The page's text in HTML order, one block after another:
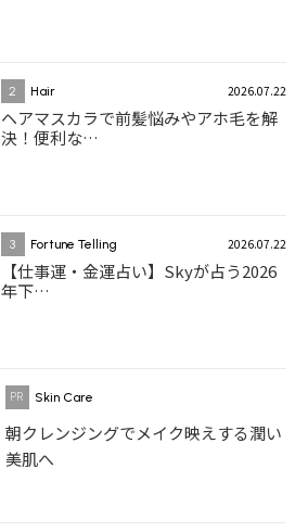
2 Hair 2026.07.22
ヘアマスカラで前髪悩みやアホ毛を解
決！便利な…
3 Fortune Telling 2026.07.22
【仕事運・金運占い】Skyが占う2026
年下…
Skin Care
朝クレンジングでメイク映えする潤い
美肌へ